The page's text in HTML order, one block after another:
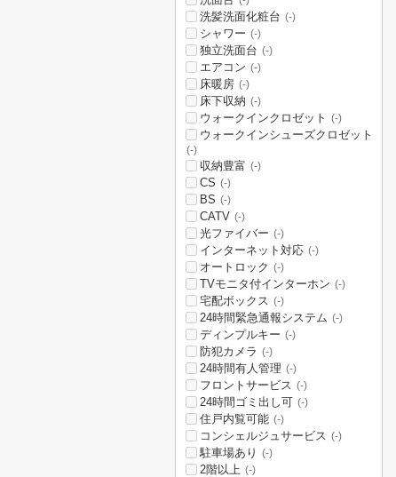
洗髪洗面化粧台 (-)
シャワー (-)
独立洗面台 (-)
エアコン (-)
床暖房 (-)
床下収納 (-)
ウォークインクロゼット (-)
ウォークインシューズクロゼット
(-)
収納豊富 (-)
CS (-)
BS (-)
CATV (-)
光ファイバー (-)
インターネット対応 (-)
オートロック (-)
TVモニタ付インターホン (-)
宅配ボックス (-)
24時間緊急通報システム (-)
ディンプルキー (-)
防犯カメラ (-)
24時間有人管理 (-)
フロントサービス (-)
24時間ゴミ出し可 (-)
住戸内覧可能 (-)
コンシェルジュサービス (-)
駐車場あり (-)
2階以上 (-)